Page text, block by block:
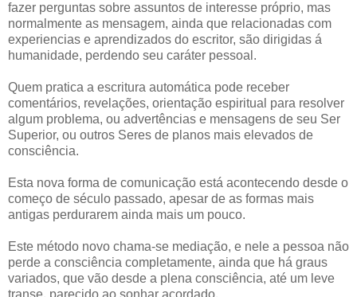
fazer perguntas sobre assuntos de interesse próprio, mas
normalmente as mensagem, ainda que relacionadas com
experiencias e aprendizados do escritor, são dirigidas á
humanidade, perdendo seu caráter pessoal.
Quem pratica a escritura automática pode receber
comentários, revelações, orientação espiritual para resolver
algum problema, ou advertências e mensagens de seu Ser
Superior, ou outros Seres de planos mais elevados de
consciência.
Esta nova forma de comunicação está acontecendo desde o
começo de século passado, apesar de as formas mais
antigas perdurarem ainda mais um pouco.
Este método novo chama-se mediação, e nele a pessoa não
perde a consciência completamente, ainda que há graus
variados, que vão desde a plena consciência, até um leve